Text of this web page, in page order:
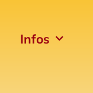
Infos